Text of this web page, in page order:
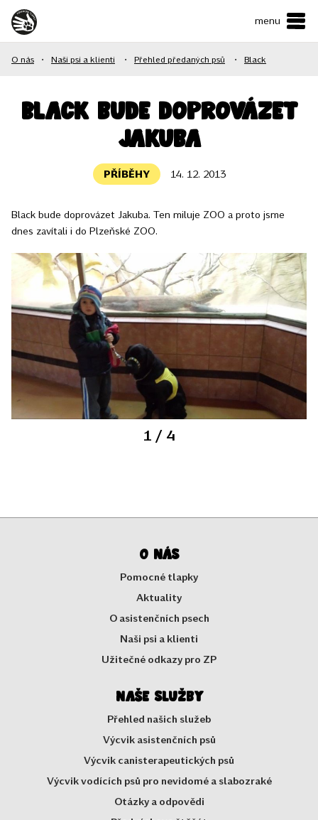
menu
O NÁS
NAŠE SLUŽBY
JAK MŮŽETE POMOCI?
E-shop
Podpořit
O nás • Naši psi a klienti • Přehled předaných psů • Black
Black bude doprovázet
Jakuba
PŘÍBĚHY 14. 12. 2013
Black bude doprovázet Jakuba. Ten miluje ZOO a proto jsme
dnes zavítali i do Plzeňské ZOO.
1 / 4
O nás
Pomocné tlapky
Aktuality
O asistenčních psech
Naši psi a klienti
Užitečné odkazy pro ZP
Naše služby
Přehled našich služeb
Výcvik asistenčních psů
Výcvik canisterapeutických psů
Výcvik vodících psů pro nevidomé a slabozraké
Otázky a odpovědi